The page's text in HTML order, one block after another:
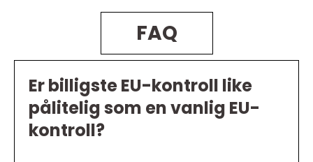
FAQ
Er billigste EU-kontroll like
pålitelig som en vanlig EU-
kontroll?